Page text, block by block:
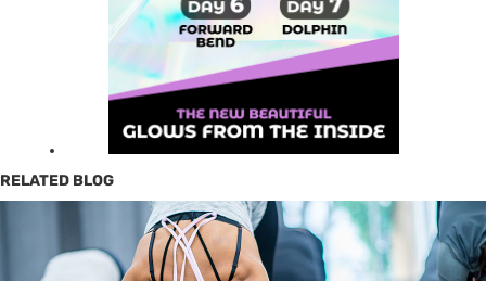
RELATED BLOG